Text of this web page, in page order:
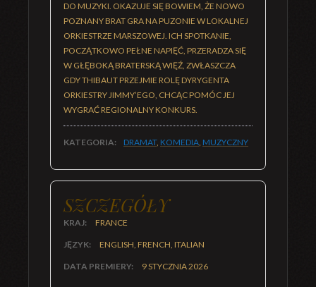
DO MUZYKI. OKAZUJE SIĘ BOWIEM, ŻE NOWO
POZNANY BRAT GRA NA PUZONIE W LOKALNEJ
ORKIESTRZE MARSZOWEJ. ICH SPOTKANIE,
POCZĄTKOWO PEŁNE NAPIĘĆ, PRZERADZA SIĘ
W GŁĘBOKĄ BRATERSKĄ WIĘŹ, ZWŁASZCZA
GDY THIBAUT PRZEJMIE ROLĘ DYRYGENTA
ORKIESTRY JIMMY’EGO, CHCĄC POMÓC JEJ
WYGRAĆ REGIONALNY KONKURS.
KATEGORIA: DRAMAT, KOMEDIA, MUZYCZNY
SZCZEGÓŁY
KRAJ: FRANCE
JĘZYK: ENGLISH, FRENCH, ITALIAN
DATA PREMIERY: 9 STYCZNIA 2026